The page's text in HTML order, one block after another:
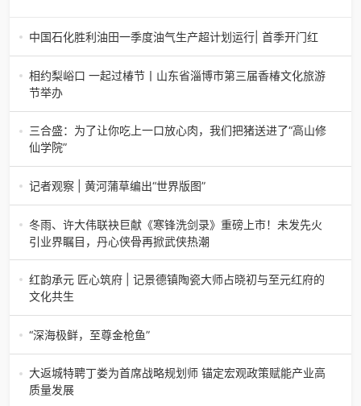
中国石化胜利油田一季度油气生产超计划运行| 首季开门红
中国石化胜利油田一季度油气生产超计划运行| 首季开门红济
南电（记者 瑞夫 胜宣）2026年一季度，中国石化胜利油田
生产原油585.86万吨，天
相约梨峪口 一起过椿节丨山东省淄博市第三届香椿文化旅游
节举办
相约梨峪口 一起过椿节丨山东省淄博市第三届香椿文化旅游
节举办济南电（记者 瑞夫）4月18日，山东省淄博市第三届
香椿文化旅游节暨党建
三合盛：为了让你吃上一口放心肉，我们把猪送进了“高山修
仙学院”
三合盛：为了让你吃上一口放心肉，我们把猪送进了“高山修
仙学院”很多人问我，现在的生鲜赛道已经卷成麻花了，为什
么三合盛的“认养一头
记者观察 | 黄河蒲草编出“世界版图”
记者观察 | 黄河蒲草编出“世界版图”山东高青农妇的30年“草
根逆袭”路济南电（记者 瑞夫 王克军 郭克烁）一根黄河滩上
的蒲草，能走多
冬雨、许大伟联袂巨献《寒锋洗剑录》重磅上市！未发先火
引业界瞩目，丹心侠骨再掀武侠热潮
【新书首发】冬雨、许大伟联袂巨献《寒锋洗剑录》重磅上
市！未发先火引业界瞩目，丹心侠骨再掀武侠热潮（文/梵
可）近日，备受业界与读者双
红韵承元 匠心筑府 | 记景德镇陶瓷大师占晓初与至元红府的
文化共生
（中国晨报头条讯）景德镇的窑火，千年不熄，淬炼出无数
陶瓷瑰宝；元代釉里红的一抹艳红，穿越七百年岁月，成为
“深海极鲜，至尊金枪鱼”
“深海极鲜，至尊金枪鱼”苏州吴中白金汉爵大酒店蓝鳍金枪鱼
开鱼品鉴仪式圆满落幕2026年4月17日，江苏省苏州市吴中
白金汉爵大酒店大
大返城特聘丁娄为首席战略规划师 锚定宏观政策赋能产业高
质量发展